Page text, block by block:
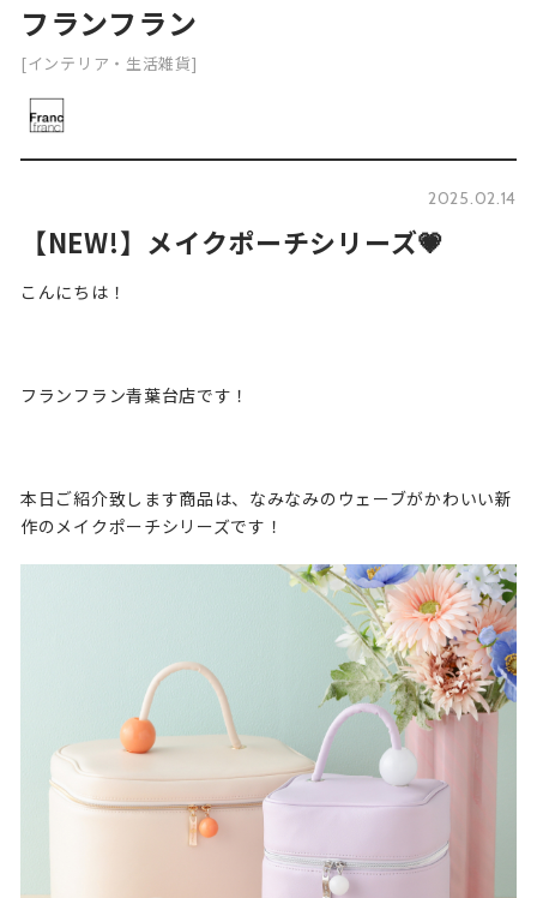
フランフラン
[インテリア・生活雑貨]
2025.02.14
【NEW!】メイクポーチシリーズ💗
こんにちは！
フランフラン青葉台店です！
本日ご紹介致します商品は、なみなみのウェーブがかわいい新
作のメイクポーチシリーズです！